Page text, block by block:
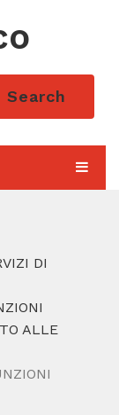
Search
DI
ALLE